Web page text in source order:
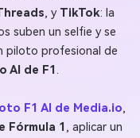
, y TikTok: la
suben un selfie y se
piloto profesional de
AI de F1 .
F1 AI de Media.io,
Fórmula 1 , aplicar un